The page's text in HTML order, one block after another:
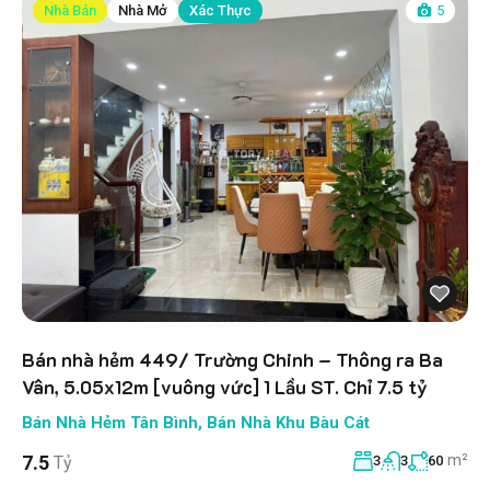
Nhà Bán Nhà Mở Xác Thực 5
Bán nhà hẻm 449/ Trường Chinh – Thông ra Ba
Vân, 5.05x12m [vuông vức] 1 Lầu ST. Chỉ 7.5 tỷ
Bán Nhà Hẻm Tân Bình, Bán Nhà Khu Bàu Cát
7.5 Tỷ 3 3 60 m²